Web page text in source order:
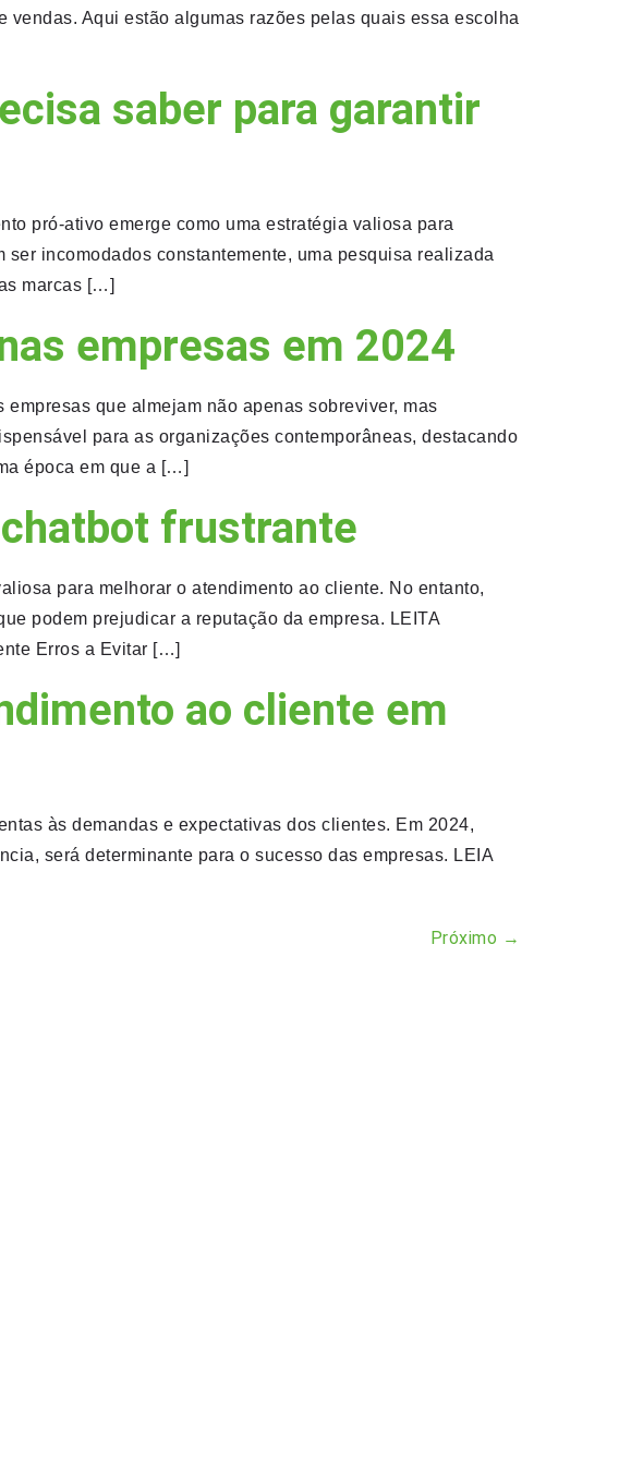
Aqui estão algumas razões pelas quais essa escolha
saber para garantir
pró-ativo emerge como uma estratégia valiosa para
incomodados constantemente, uma pesquisa realizada
marcas […]
empresas em 2024
que almejam não apenas sobreviver, mas
para as organizações contemporâneas, destacando
época em que a […]
frustrante
para melhorar o atendimento ao cliente. No entanto,
podem prejudicar a reputação da empresa. LEITA
Erros a Evitar […]
ao cliente em
às demandas e expectativas dos clientes. Em 2024,
será determinante para o sucesso das empresas. LEIA
Próximo →